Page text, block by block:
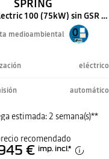
SPRING
100 (75kW) sin GSR 2.3
medioambiental
eléctrico
automático
estimada: 2 semana(s)**
recomendado
€ imp. incl.*